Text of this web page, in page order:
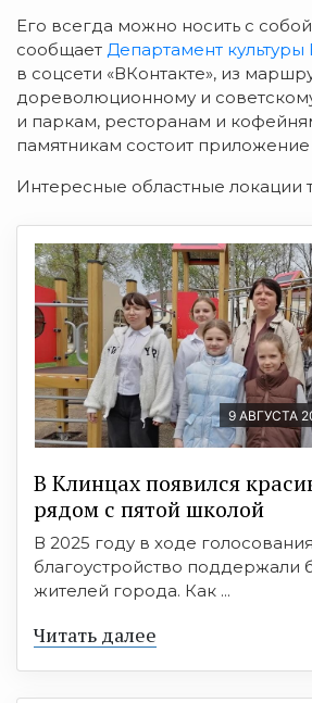
Его всегда можно носить с
сообщает Департамент
в соцсети «ВКонтакте», из
дореволюционному и
и паркам, ресторанам и
памятникам состоит приложение
Интересные областные локации
9 АВГУСТА
В Клинцах появился
рядом с пятой школой
В 2025 году в ходе
благоустройство поддержали
жителей города. Как ...
Читать далее